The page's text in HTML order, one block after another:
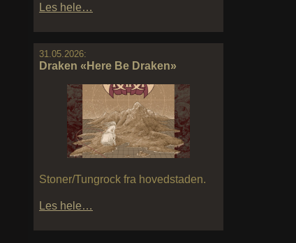
Les hele…
31.05.2026:
Draken «Here Be Draken»
Stoner/Tungrock fra hovedstaden.
Les hele…